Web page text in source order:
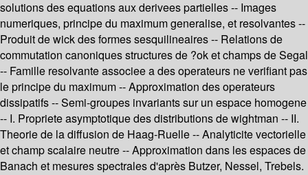
solutions des equations aux derivees partielles -- Images
numeriques, principe du maximum generalise, et resolvantes --
Produit de wick des formes sesquilineaires -- Relations de
commutation canoniques structures de ?ok et champs de Segal
-- Famille resolvante associee a des operateurs ne verifiant pas
le principe du maximum -- Approximation des operateurs
dissipatifs -- Semi-groupes invariants sur un espace homogene
-- I. Propriete asymptotique des distributions de wightman -- II.
Theorie de la diffusion de Haag-Ruelle -- Analyticite vectorielle
et champ scalaire neutre -- Approximation dans les espaces de
Banach et mesures spectrales d'après Butzer, Nessel, Trebels.